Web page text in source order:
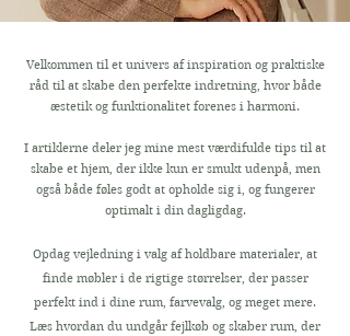
Velkommen til et univers af inspiration og praktiske
råd til at skabe den perfekte indretning, hvor både
æstetik og funktionalitet forenes i harmoni.
I artiklerne deler jeg mine mest værdifulde tips til at
skabe et hjem, der ikke kun er smukt udenpå, men
også både føles godt at opholde sig i, og fungerer
optimalt i din dagligdag.
Opdag vejledning i valg af holdbare materialer, at
finde møbler i de rigtige størrelser, der passer
perfekt ind i dine rum, farvevalg, og meget mere.
Læs hvordan du undgår fejlkøb og skaber rum, der